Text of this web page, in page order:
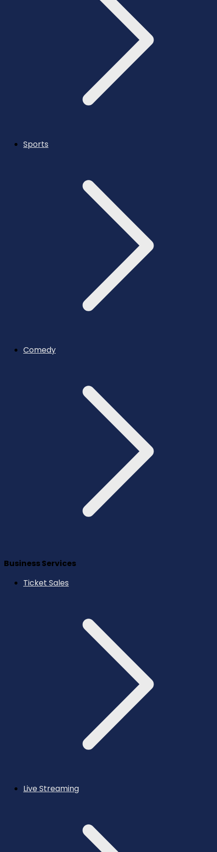
Sports
Comedy
Business Services
Ticket Sales
Live Streaming